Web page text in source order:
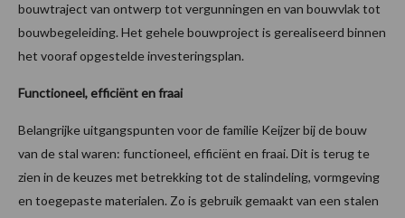
bouwtraject van ontwerp tot vergunningen en van bouwvlak tot
bouwbegeleiding. Het gehele bouwproject is gerealiseerd binnen
het vooraf opgestelde investeringsplan.
Functioneel, efficiënt en fraai
Belangrijke uitgangspunten voor de familie Keijzer bij de bouw
van de stal waren: functioneel, efficiënt en fraai. Dit is terug te
zien in de keuzes met betrekking tot de stalindeling, vormgeving
en toegepaste materialen. Zo is gebruik gemaakt van een stalen